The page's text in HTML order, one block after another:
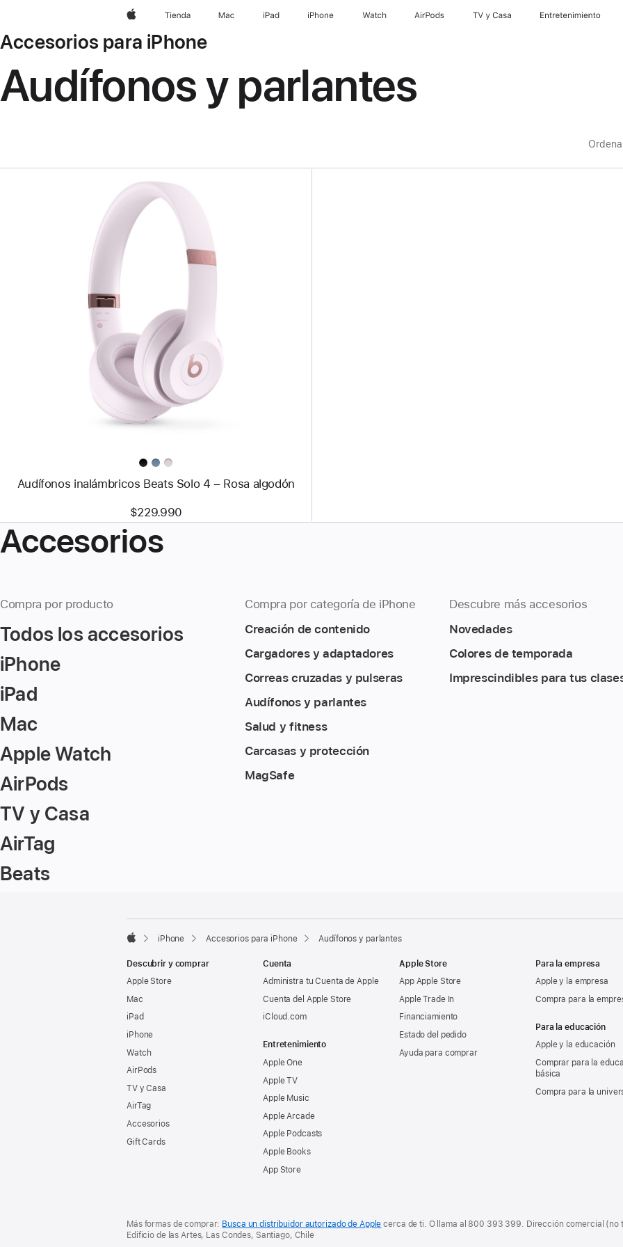
AppleTienda Mac iPad iPhone Watch AirPods TV & Casa Entretenimiento
Accesorios para iPhone
Audífonos y parlantes
Imagen
Audífonos
inalámbricos
Beats
Solo 4
–
Rosa
algodón
Audífonos inalámbricos Beats Solo 4 – Rosa algodón
$229.990
Accesorios
Compra por producto
Todos los accesorios
iPhone
iPad
Mac
Apple Watch
AirPods
TV y Casa
AirTag
Beats
Compra por categoría de iPhone
Creación de contenido
Cargadores y adaptadores
Correas cruzadas y pulseras
Audífonos y parlantes
Salud y fitness
Carcasas y protección
MagSafe
Descubre más accesorios
Novedades
Colores de temporada
Imprescindibles para tus
a
pie
de
página
a
pie
de
página
iPhone Accesorios para iPhone Audífonos y parlantes
Descubrir y comprar
Apple Store
Mac
iPad
iPhone
Watch
AirPods
TV y Casa
AirTag
Accesorios
Gift Cards
Cuenta
Administra tu Cuenta de Apple
Cuenta del Apple Store
iCloud.com
Entretenimiento
Apple One
Apple TV
Apple Music
Apple Arcade
Apple Podcasts
Apple Books
App Store
Apple Store
App Apple Store
Apple Trade In
Financiamiento
Estado del pedido
Ayuda para comprar
Para la empresa
Apple y la empresa
Compra para la
Para la educación
Apple y la educación
Comprar para la
básica
Compra para la
Más formas de comprar: Busca un distribuidor autorizado de Apple cerca de ti. O llama al800 393 399. Dirección comercial (no
Edificio de las Artes, Las Condes, Santiago, Chile